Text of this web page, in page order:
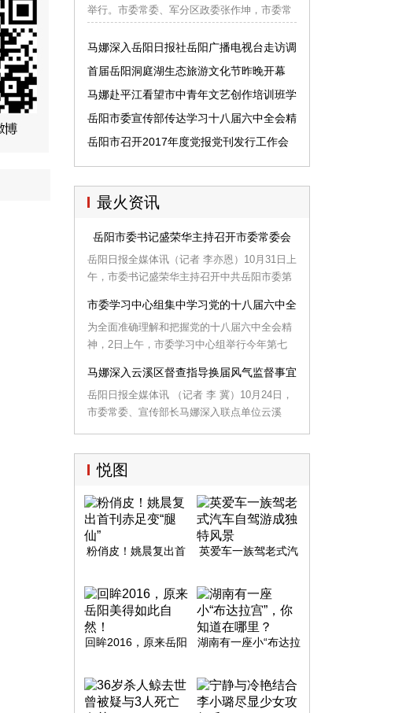
举行。市委常委、军分区政委张作坤，市委常
司令员胡小合、参谋长袁建华、政治部主任易
马娜深入岳阳日报社岳阳广播电视台走访调
研
首届岳阳洞庭湖生态旅游文化节昨晚开幕
马娜赴平江看望市中青年文艺创作培训班学
员
岳阳市委宣传部传达学习十八届六中全会精
神
岳阳市召开2017年度党报党刊发行工作会
最火资讯
岳阳市委书记盛荣华主持召开市委常委会
岳阳日报全媒体讯（记者 李亦恩）10月31日上
午，市委书记盛荣华主持召开中共岳阳市委第
和省委专题会议精神，听取关于中央深化人才
发展体制机制改革和中央、省委近期政法综治
维稳工作会议精神汇报，研究讨论承担行政职
长刘和生，市领导李志坚、李湘岳、陈奇达、
唐道明、王瑰曙、李挚、张作坤、熊炜、王小
中、马娜、谈正红参加。
市委学习中心组集中学习党的十八届六中全会精神
为全面准确理解和把握党的十八届六中全会精
神，2日上午，市委学习中心组举行今年第七
授作题为“开创从严治党新格局新境界的重大举
措”专题辅导报告。
马娜深入云溪区督查指导换届风气监督事宜
岳阳日报全媒体讯 （记者 李 冀）10月24日，
市委常委、宣传部长马娜深入联点单位云溪
悦图
粉俏皮！姚晨复出首
英爱车一族驾老式汽
回眸2016，原来岳阳
湖南有一座小“布达拉